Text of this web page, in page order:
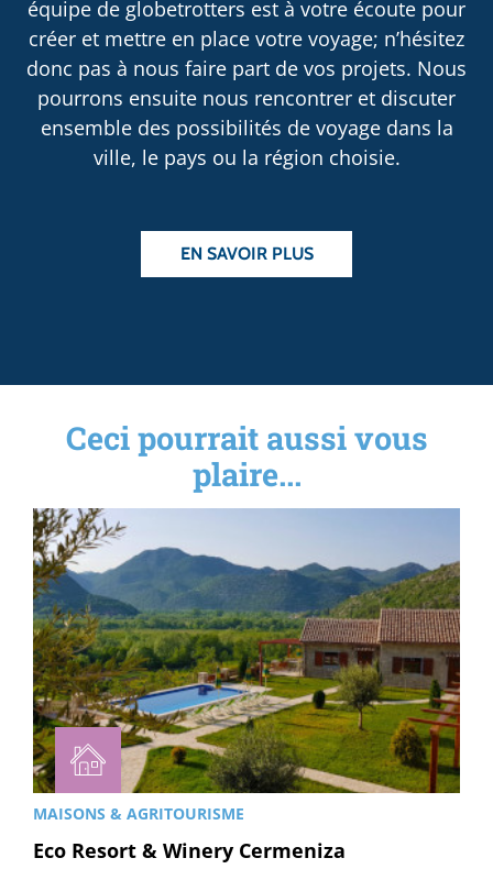
équipe de globetrotters est à votre écoute pour
créer et mettre en place votre voyage; n’hésitez
donc pas à nous faire part de vos projets. Nous
pourrons ensuite nous rencontrer et discuter
ensemble des possibilités de voyage dans la
ville, le pays ou la région choisie.
EN SAVOIR PLUS
Ceci pourrait aussi vous
plaire...
MAISONS & AGRITOURISME
Eco Resort & Winery Cermeniza